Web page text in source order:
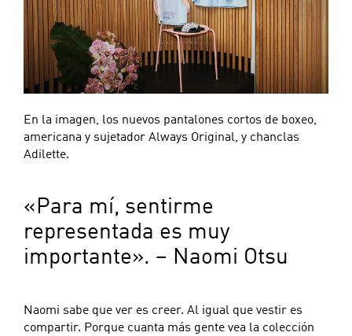
En la imagen, los nuevos pantalones cortos de boxeo,
americana y sujetador Always Original, y chanclas
Adilette.
«Para mí, sentirme
representada es muy
importante». – Naomi Otsu
Naomi sabe que ver es creer. Al igual que vestir es
compartir. Porque cuanta más gente vea la colección